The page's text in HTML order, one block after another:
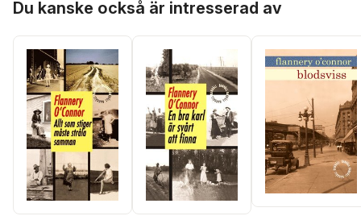
Du kanske också är intresserad av